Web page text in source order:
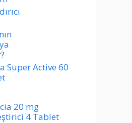
Super Active 60
20 mg
4 Tablet